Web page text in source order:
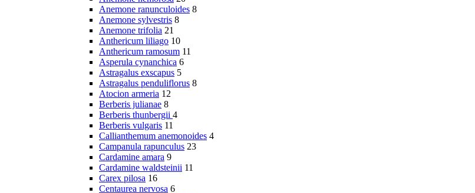
Anemone ranunculoides 8
Anemone sylvestris 8
Anemone trifolia 21
Anthericum liliago 10
Anthericum ramosum 11
Asperula cynanchica 6
Astragalus exscapus 5
Astragalus penduliflorus 8
Atocion armeria 12
Berberis julianae 8
Berberis thunbergii 4
Berberis vulgaris 11
Callianthemum anemonoides 4
Campanula rapunculus 23
Cardamine amara 9
Cardamine waldsteinii 11
Carex pilosa 16
Centaurea nervosa 6